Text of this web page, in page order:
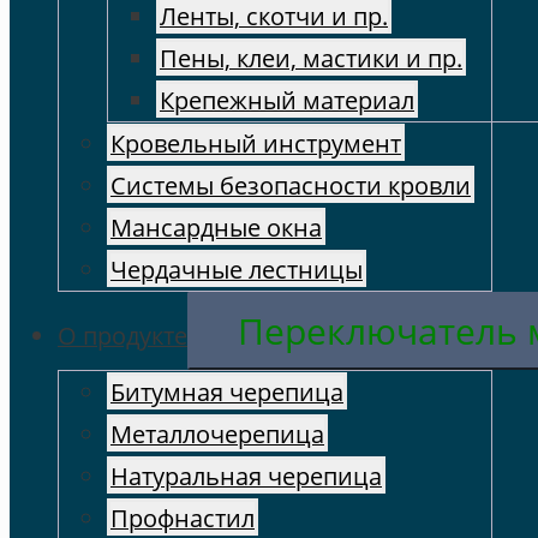
Ленты, скотчи и пр.
Пены, клеи, мастики и пр.
Крепежный материал
Кровельный инструмент
Cистемы безопасности кровли
Мансардные окна
Чердачные лестницы
О продукте
Битумная черепица
Металлочерепица
Натуральная черепица
Профнастил